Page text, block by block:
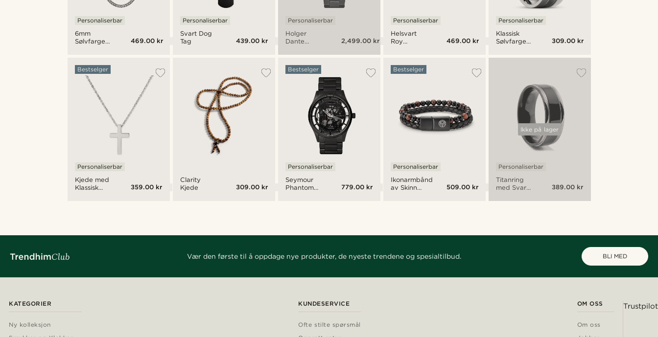
6mm
Sølvfarget
Personaliserbar
469.00 kr
Kjede med
Klassisk
Bestselger
Personaliserbar
359.00 kr
Svart Dog
Tag
Personaliserbar
439.00 kr
Clarity
Kjede
309.00 kr
Holger
Dante
Personaliserbar
2,499.00 kr
Seymour
Phantom
Bestselger
Personaliserbar
779.00 kr
Helsvart
Roy
Personaliserbar
469.00 kr
Ikonarmbånd
av Skinn
Bestselger
Personaliserbar
509.00 kr
Klassisk
Sølvfarget
Personaliserbar
309.00 kr
Ikke på lager
Titanring
med Svart
Personaliserbar
389.00 kr
Vær den første til å oppdage nye produkter, de nyeste trendene og spesialtilbud. BLI MED
KATEGORIER
Ny kolleksjon
KUNDESERVICE
Ofte stilte spørsmål
OM OSS
Om oss
Trustpilot